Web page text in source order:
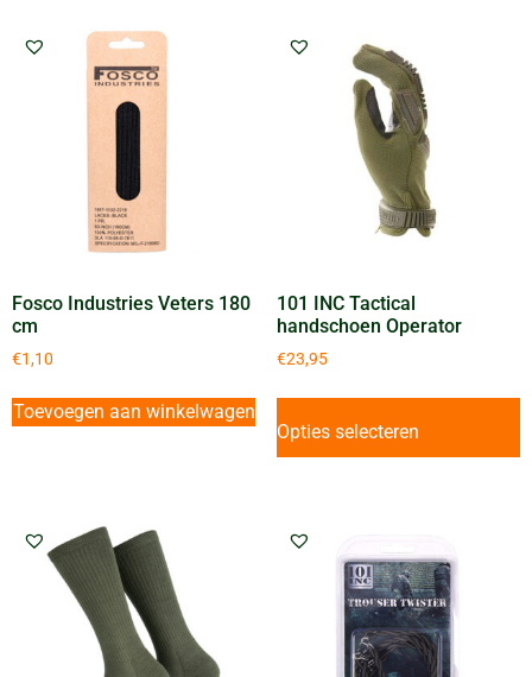
Fosco Industries Veters 180
cm
€1,10
Toevoegen aan winkelwagen
101 INC Tactical
handschoen Operator
€23,95
Opties selecteren